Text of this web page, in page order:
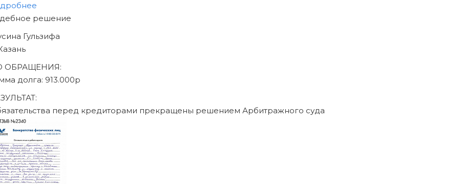
ИЗБАВЛЯТЬСЯ
ДОЛГОВ
СЕГОДНЯ!
на консультацию